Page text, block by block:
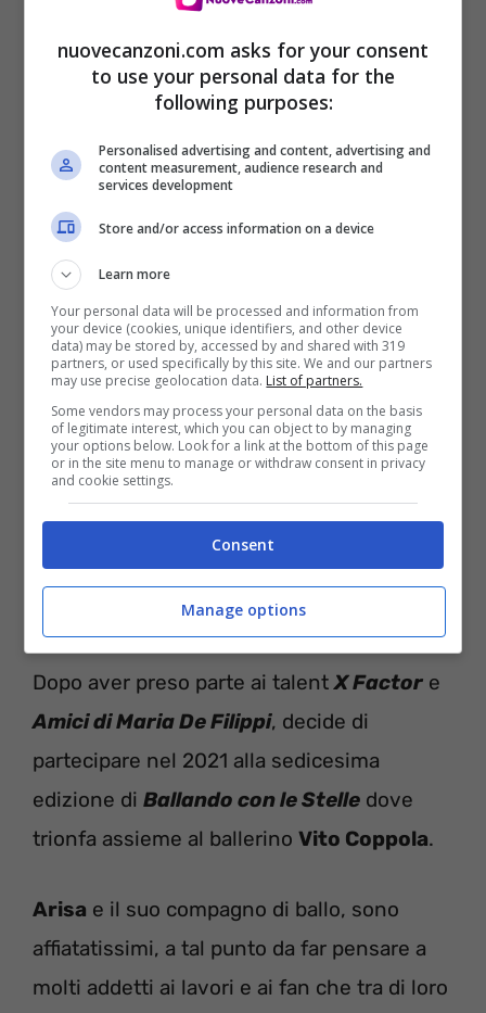
nella sezione Big delFestival di Sanremo
con il brano
Ad oggi,Arisa
aver trionfato sia nella categoria giovani
che nella categoria big, dopo di lei i
vincitori sono stati tutti di sesso maschile,
fatta eccezione diVictoria De Angelis,
bassista deiManeskin , che però fa parte di
Arisa: ecco l’uomo al suo
fianco
Dopo aver preso parte ai talentX Factor e
Amici di Maria De Filippi, decide di
partecipare nel 2021 alla sedicesima
edizione di Ballando con le Stelle dove
trionfa assieme al ballerino Vito Coppola.
Arisa e il suo compagno di ballo, sono
affiatatissimi, a tal punto da far pensare a
molti addetti ai lavori e ai fan che tra di loro
nuovecanzoni.com asks for your consent
to use your personal data for the
following purposes:
Personalised advertising and content, advertising and
content measurement, audience research and
services development
Store and/or access information on a device
Learn more
Your personal data will be processed and information from
your device (cookies, unique identifiers, and other device
data) may be stored by, accessed by and shared with 319
partners, or used specifically by this site. We and our partners
may use precise geolocation data. List of partners.
Some vendors may process your personal data on the basis
of legitimate interest, which you can object to by managing
your options below. Look for a link at the bottom of this page
or in the site menu to manage or withdraw consent in privacy
and cookie settings.
Consent
Manage options